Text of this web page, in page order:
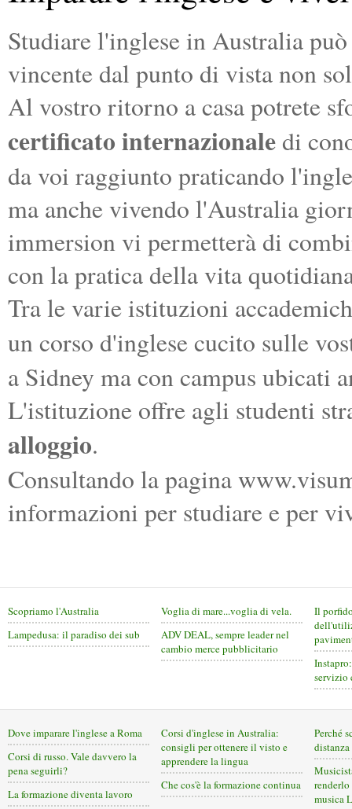
Studiare l'inglese in Australia
vincente dal punto di vista non
Al vostro ritorno a casa potrete
certificato internazionale di
da voi raggiunto praticando
ma anche vivendo l'Australia
immersion vi permetterà di
con la pratica della vita
Tra le varie istituzioni
un corso d'inglese cucito sulle
a Sidney ma con campus ubicati
L'istituzione offre agli studenti
alloggio.
Consultando la pagina
informazioni per studiare e per
Scopriamo l'Australia
Lampedusa: il paradiso dei sub
Voglia di mare...voglia di vela.
ADV DEAL, sempre leader nel
cambio merce pubblicitario
Il
servizio
Dove imparare l'inglese a Roma
Corsi di russo. Vale davvero la
pena seguirli?
La formazione diventa lavoro
Corsi d'inglese in Australia:
consigli per ottenere il visto e
apprendere la lingua
Che cos'è la formazione continua
Perché
distanza
musica